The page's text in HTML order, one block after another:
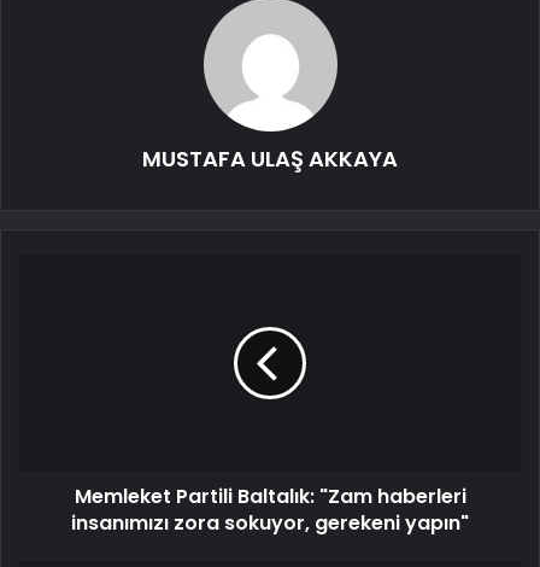
MUSTAFA ULAŞ AKKAYA
Memleket Partili Baltalık: "Zam haberleri
insanımızı zora sokuyor, gerekeni yapın"